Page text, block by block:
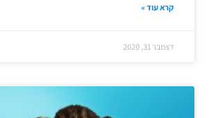
קרא עוד »
דצמבר 31, 2020